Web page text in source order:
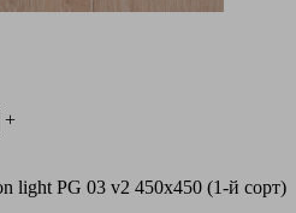
+
light PG 03 v2 450х450 (1-й сорт)